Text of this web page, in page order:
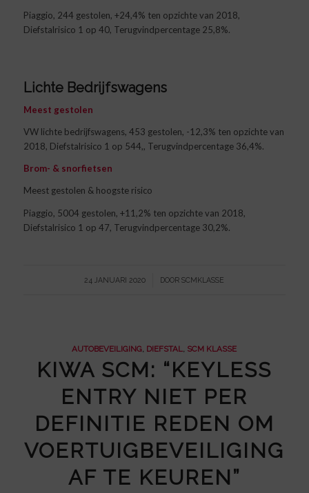
Piaggio, 244 gestolen, +24,4% ten opzichte van 2018,
Diefstalrisico 1 op 40, Terugvindpercentage 25,8%.
Lichte Bedrijfswagens
Meest gestolen
VW lichte bedrijfswagens, 453 gestolen, -12,3% ten opzichte van
2018, Diefstalrisico 1 op 544,, Terugvindpercentage 36,4%.
Brom- & snorfietsen
Meest gestolen & hoogste risico
Piaggio, 5004 gestolen, +11,2% ten opzichte van 2018,
Diefstalrisico 1 op 47, Terugvindpercentage 30,2%.
24 JANUARI 2020
/ DOORSCMKLASSE
AUTOBEVEILIGING DIEFSTAL SCM KLASSE
KIWA SCM: “KEYLESS
ENTRY NIET PER
DEFINITIE REDEN OM
VOERTUIGBEVEILIGING
AF TE KEUREN”